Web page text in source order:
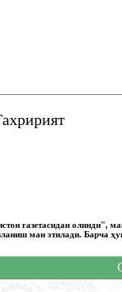
газетасидан олинди",
ман этилади. Барча